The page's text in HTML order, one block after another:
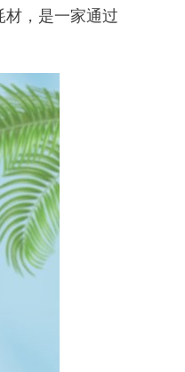
材，是一家通过